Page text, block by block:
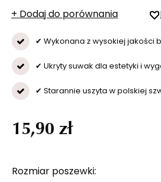
+ Dodaj do porównania
✔ Wykonana z wysokiej jakości
✔ Ukryty suwak dla estetyki i
✔ Starannie uszyta w polskiej
Rozmiar poszewki
15,90 zł